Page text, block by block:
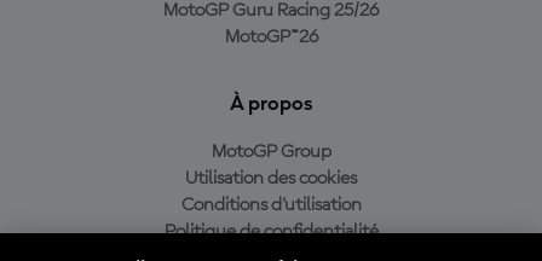
MotoGP Guru Racing 25/26
MotoGP™26
À propos
MotoGP Group
Utilisation des cookies
Conditions d'utilisation
Politique de confidentialité